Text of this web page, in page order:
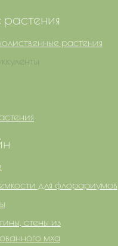
растения
для флорариумов
стены из
мха